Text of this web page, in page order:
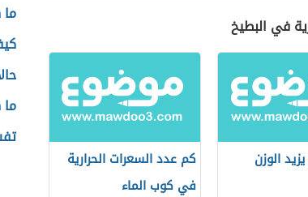
في البطيخ
الوزن
كم عدد السعرات الحرارية
في كوب الماء